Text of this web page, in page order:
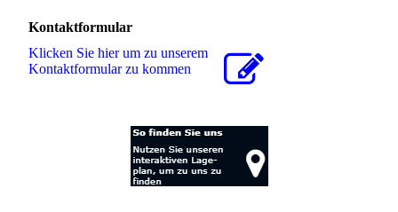
Kontaktformular
Klicken Sie hier um zu unserem
Kon­takt­for­mu­lar zu kommen